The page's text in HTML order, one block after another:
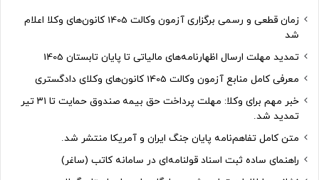
زمان قطعی و رسمی برگزاری آزمون وکالت 1405 کانون‌های وکلا اعلام
شد
تمدید مهلت ارسال اظهارنامه‌های مالیاتی تا پایان تابستان 1405
معرفی کامل منابع آزمون وکالت 1405 کانون‌های وکلای دادگستری
خبر مهم برای وکلا: مهلت پرداخت حق بیمه صندوق حمایت تا ۳۱ تیر
تمدید شد.
متن کامل تفاهم‌نامه پایان جنگ ایران و آمریکا منتشر شد.
راهنمای ساده ثبت اسناد قولنامه‌ای در سامانه کاتب (ساغر)